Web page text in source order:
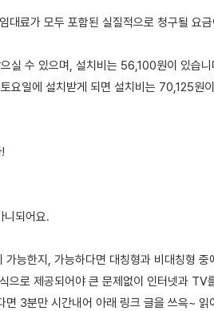
대료가 모두 포함된 실질적으로 청구될 요
실 수 있으며, 설치비는 56,100원이 있습니
요일에 설치받게 되면 설치비는 70,125원
니되어요.
가능한지, 가능하다면 대칭형과 비대칭형
으로 제공되어야 큰 문제없이 인터넷과 TV
면 3분만 시간내어 아래 링크 글을 쓰윽~